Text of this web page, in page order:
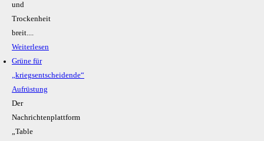
und
Trockenheit
breit....
Weiterlesen
Grüne für
„kriegsentscheidende“
Aufrüstung
Der
Nachrichtenplattform
„Table